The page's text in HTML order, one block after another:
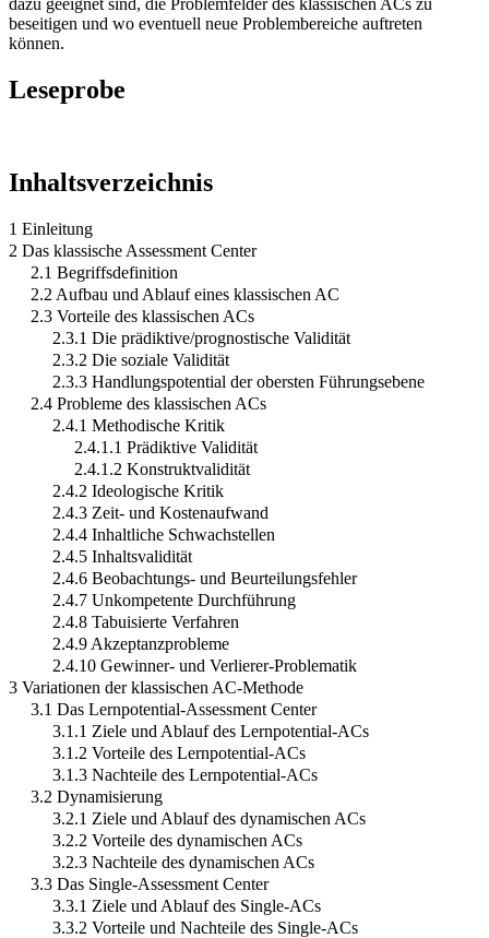
beseitigen und wo eventuell neue Problembereiche auftreten
können.
Leseprobe
Inhaltsverzeichnis
1 Einleitung
2 Das klassische Assessment Center
2.1 Begriffsdefinition
2.2 Aufbau und Ablauf eines klassischen AC
2.3 Vorteile des klassischen ACs
2.3.1 Die prädiktive/prognostische Validität
2.3.2 Die soziale Validität
2.3.3 Handlungspotential der obersten Führungsebene
2.4 Probleme des klassischen ACs
2.4.1 Methodische Kritik
2.4.1.1 Prädiktive Validität
2.4.1.2 Konstruktvalidität
2.4.2 Ideologische Kritik
2.4.3 Zeit- und Kostenaufwand
2.4.4 Inhaltliche Schwachstellen
2.4.5 Inhaltsvalidität
2.4.6 Beobachtungs- und Beurteilungsfehler
2.4.7 Unkompetente Durchführung
2.4.8 Tabuisierte Verfahren
2.4.9 Akzeptanzprobleme
2.4.10 Gewinner- und Verlierer-Problematik
3 Variationen der klassischen AC-Methode
3.1 Das Lernpotential-Assessment Center
3.1.1 Ziele und Ablauf des Lernpotential-ACs
3.1.2 Vorteile des Lernpotential-ACs
3.1.3 Nachteile des Lernpotential-ACs
3.2 Dynamisierung
3.2.1 Ziele und Ablauf des dynamischen ACs
3.2.2 Vorteile des dynamischen ACs
3.2.3 Nachteile des dynamischen ACs
3.3 Das Single-Assessment Center
3.3.1 Ziele und Ablauf des Single-ACs
3.3.2 Vorteile und Nachteile des Single-ACs